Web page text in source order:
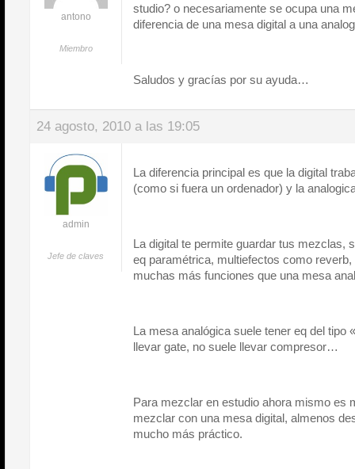
antono
Miembro
studio? o necesariamente se ocupa una
diferencia de una mesa digital a una
Saludos y gracías por su ayuda…
24 agosto, 2010 a las 19:05
admin
Jefe de claves
La diferencia principal es que la digital
(como si fuera un ordenador) y la
La digital te permite guardar tus mezclas,
eq paramétrica, multiefectos como
muchas más funciones que una mesa
La mesa analógica suele tener eq del tipo
llevar gate, no suele llevar compresor…
Para mezclar en estudio ahora mismo es
mezclar con una mesa digital, almenos
mucho más práctico.